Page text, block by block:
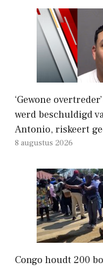
‘Gewone
werd beschuldigd
Antonio, riskeert
8 augustus 2026
Congo houdt 200